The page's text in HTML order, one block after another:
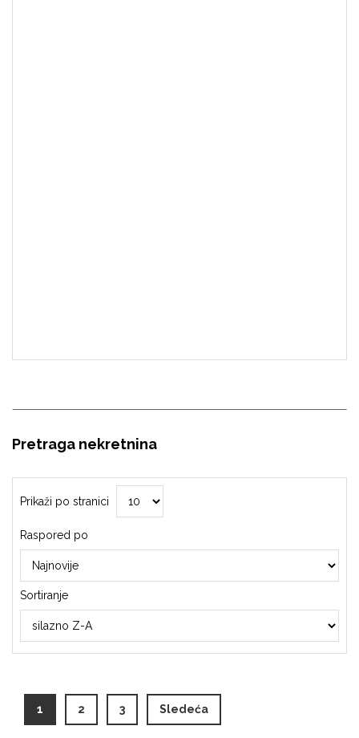
Pretraga nekretnina
Prikaži po stranici
Raspored po
Sortiranje
1 (current)
2 3 Sledeća